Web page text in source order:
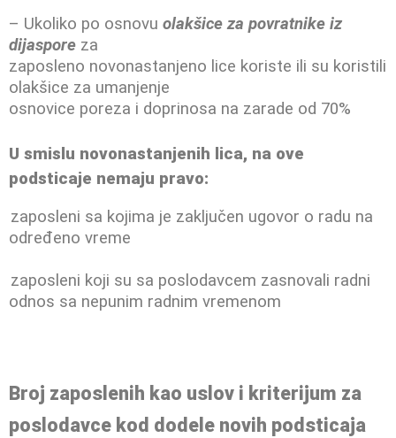
– Ukoliko po osnovu olakšice za povratnike iz
dijaspore za
zaposleno novonastanjeno lice koriste ili su koristili
olakšice za umanjenje
osnovice poreza i doprinosa na zarade od 70%
U smislu novonastanjenih lica, na ove
podsticaje nemaju pravo:
zaposleni sa kojima je zaključen ugovor o radu na
određeno vreme
zaposleni koji su sa poslodavcem zasnovali radni
odnos sa nepunim radnim vremenom
Broj zaposlenih kao uslov i kriterijum za
poslodavce kod dodele novih podsticaja